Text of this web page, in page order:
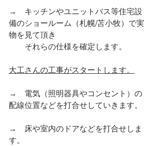
→　キッチンやユニットバス等住宅設
備のショールーム（札幌/苫小牧）で実
物を見て頂き
それらの仕様を確定します。
大工さんの工事がスタートします。
→　電気（照明器具やコンセント）の
配線位置などを打合せしていきます。
→　床や室内のドアなどを打合せしま
す。